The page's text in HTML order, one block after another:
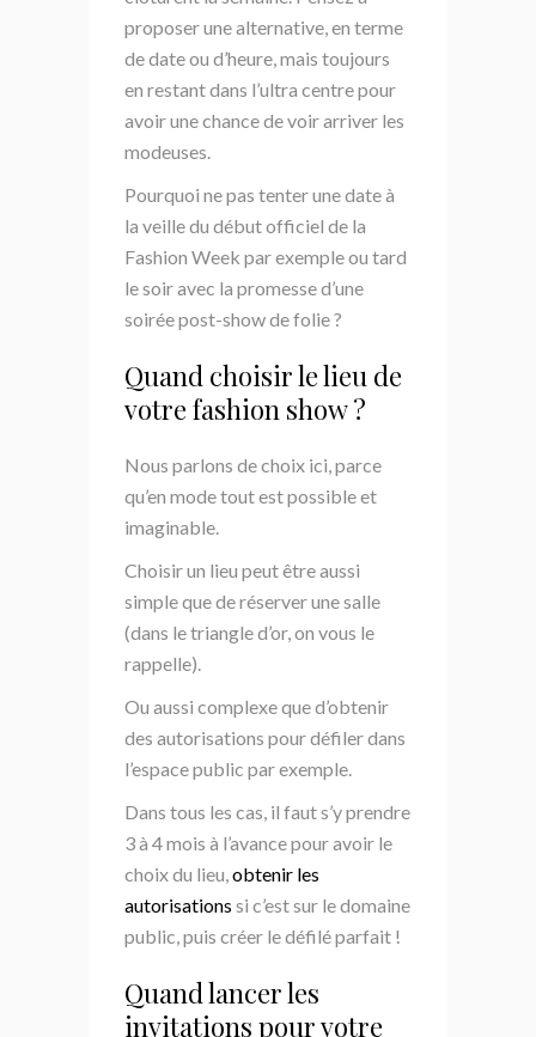
proposer une alternative, en terme
de date ou d’heure, mais toujours
en restant dans l’ultra centre pour
avoir une chance de voir arriver les
modeuses.
Pourquoi ne pas tenter une date à
la veille du début officiel de la
Fashion Week par exemple ou tard
le soir avec la promesse d’une
soirée post-show de folie ?
Quand choisir le lieu de
votre fashion show ?
Nous parlons de choix ici, parce
qu’en mode tout est possible et
imaginable.
Choisir un lieu peut être aussi
simple que de réserver une salle
(dans le triangle d’or, on vous le
rappelle).
Ou aussi complexe que d’obtenir
des autorisations pour défiler dans
l’espace public par exemple.
Dans tous les cas, il faut s’y prendre
3 à 4 mois à l’avance pour avoir le
choix du lieu,obtenir les
autorisations si c’est sur le domaine
public, puis créer le défilé parfait !
Quand lancer les
invitations pour votre